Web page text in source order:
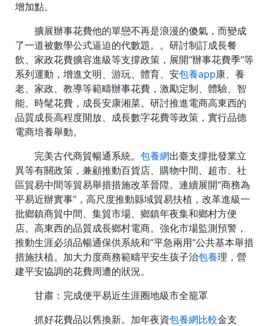
增加點。
擴展辦事花費他的單戀不再是浪漫的傻氣，而變成
了一道被數學公式逼迫的代數題。。研討制訂成長餐
飲、家政花費擴容進級等支撐政策，展開“辦事花費季”等
系列運動，增進文明、游玩、體育、安包養app康、養
老、家政、教導等範疇辦事花費，激勵定制、體驗、智
能、時髦花費，成長安康湘菜。研討推進電商高東西的
品質成長高程度開放、成長數字花費等政策，實行品德
電商培養舉動。
完美古代商貿暢通系統。 包養網出臺支撐批發業立
異等有關政策，兼顧推動百貨店、購物中間、超市、社
區貿易中間等貿易舉措措施改革晉陞。連續展開“商務為
平易近辦實事”，高尺度推動縣域貿易扶植，改革進級一
批鄉鎮商貿中間、集貿市場、鄉鎮年夜集和鄉村方便
店。高東西的品質成長鄉村電商。強化市場監測預警，
推動生涯必須品暢通保供系統和“平急兩用”公共基本舉措
措施扶植。加大力度商務範疇平安生孩子治包養理，營
建平安協調的花費周遭的狀況。
甘肅：完成便平易近生涯圈地級市全籠罩
抓好花費品以舊換新。加年夜資包養網比較金支